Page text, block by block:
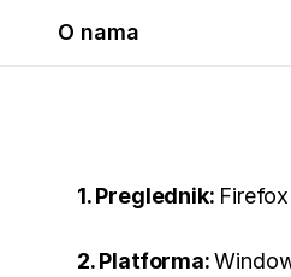
O nama
1. Preglednik:
2. Platforma: